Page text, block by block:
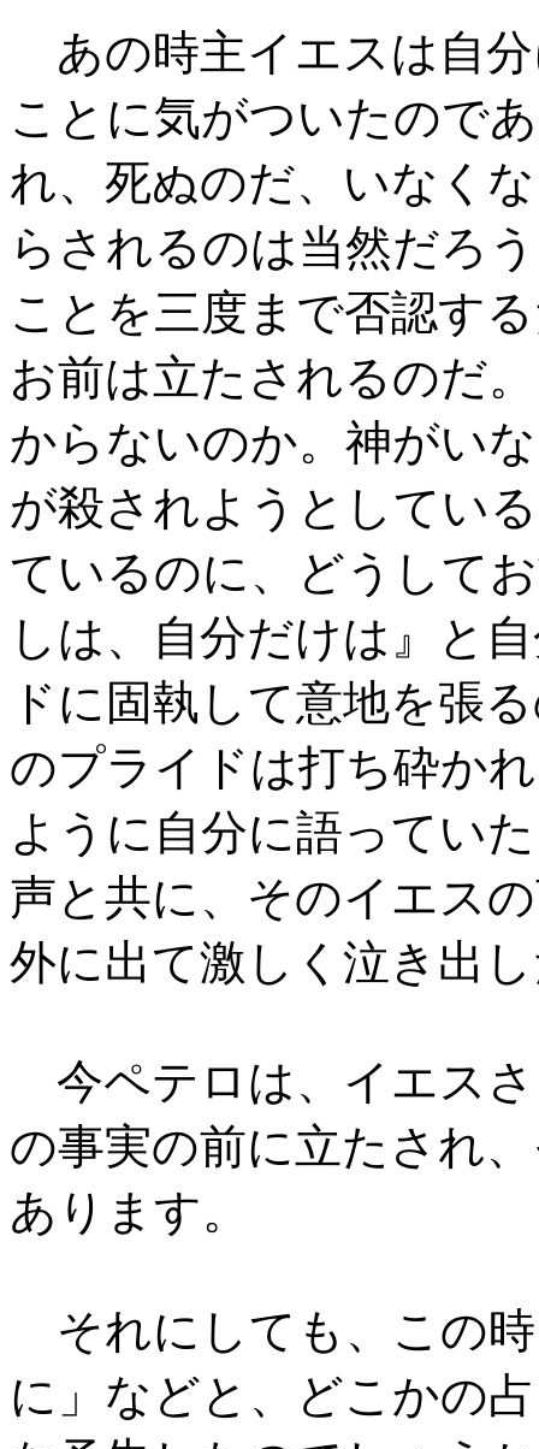
あの時主イエスは自
ことに気がついたので
れ、死ぬのだ、いなく
らされるのは当然だろ
ことを三度まで否認す
お前は立たされるのだ
からないのか。神がい
が殺されようとしてい
ているのに、どうして
しは、自分だけは』と
ドに固執して意地を張
のプライドは打ち砕か
ように自分に語ってい
声と共に、そのイエス
外に出て激しく泣き出
今ペテロは、イエス
の事実の前に立たされ
あります。
それにしても、この
に」などと、どこかの